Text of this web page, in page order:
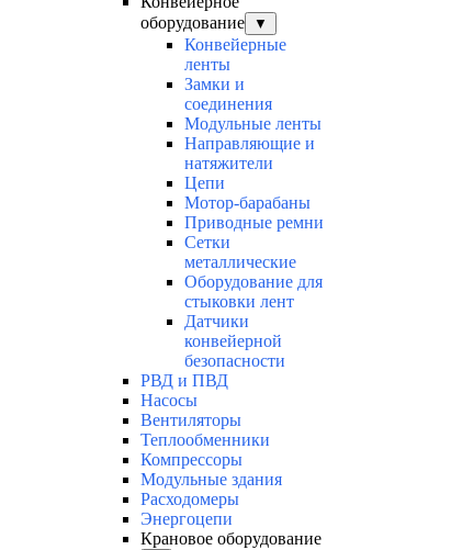
оборудование
▼
Конвейерные
ленты
Замки и
соединения
Модульные ленты
Направляющие и
натяжители
Цепи
Мотор-барабаны
Приводные ремни
Сетки
металлические
Оборудование для
стыковки лент
Датчики
конвейерной
безопасности
РВД и ПВД
Насосы
Вентиляторы
Теплообменники
Компрессоры
Модульные здания
Расходомеры
Энергоцепи
Крановое оборудование